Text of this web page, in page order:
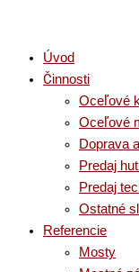
Úvod
Činnosti
Oceľové
Oceľové
Doprava
Predaj
Predaj
Ostatné
Referencie
Mosty